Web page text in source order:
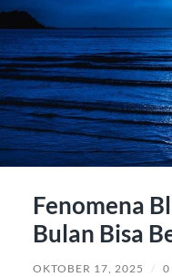
Fenomena
Bulan Bisa
OKTOBER 17, 2025 / 0